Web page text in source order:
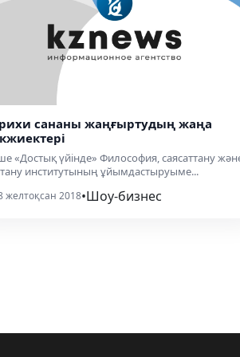
сананы жаңғыртудың жаңа
«Достық үйінде» Философия, саясаттану
институтының ұйымдастыруыме...
желтоқсан 2018•Шоу-бизнес